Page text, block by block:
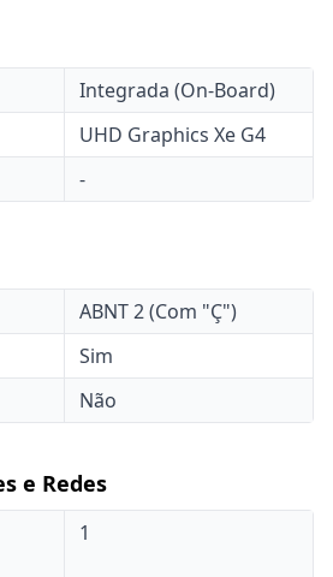
Integrada (On-Board)
UHD Graphics Xe G4
-
ABNT 2 (Com "Ç")
Sim
Não
e Redes
1